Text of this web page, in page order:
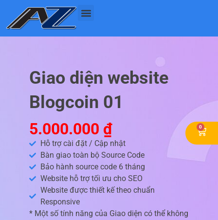
nội
Giao diện website
Blogcoin 01
5.000.000 ₫
Hỗ trợ cài đặt / Cập nhật
Bàn giao toàn bộ Source Code
Bảo hành source code 6 tháng
Website hỗ trợ tối ưu cho SEO
Website được thiết kế theo chuẩn
Responsive
* Một số tính năng của Giao diện có thể không
0
Cart